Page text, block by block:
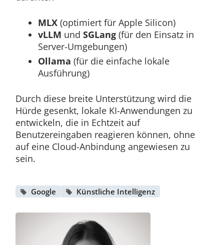
MLX(optimiert für Apple Silicon)
vLLM und SGLang(für den Einsatz in
Server-Umgebungen)
Ollama (für die einfache lokale
Ausführung)
Durch diese breite Unterstützung wird die
Hürde gesenkt, lokale KI-Anwendungen zu
entwickeln, die in Echtzeit auf
Benutzereingaben reagieren können, ohne
auf eine Cloud-Anbindung angewiesen zu
sein.
Google Künstliche Intelligenz